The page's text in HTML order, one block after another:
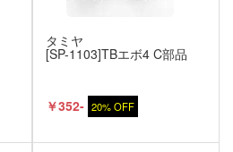
タミヤ
[SP-1103]TBエボ4 C部品
￥352- 20% OFF